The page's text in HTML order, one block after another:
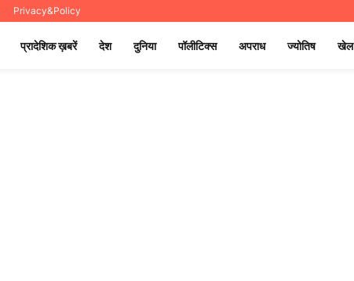
Privacy&Policy
प्रादेशिक ख़बरें देश दुनिया पॉलीटिक्स अपराध ज्योतिष खेल